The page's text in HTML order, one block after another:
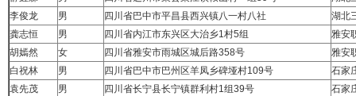
李俊龙
男 四川省巴中市平昌县西兴镇八一村八社
湖北
龚志恒
男 四川省内江市东兴区大治乡1村5组
雅安
胡嫣然
女 四川省雅安市雨城区城后路358号
雅安
白祝林
男 四川省巴中市巴州区羊凤乡碑垭村109号
石家
袁先茂
男 四川省长宁县长宁镇群利村1组39号
石家